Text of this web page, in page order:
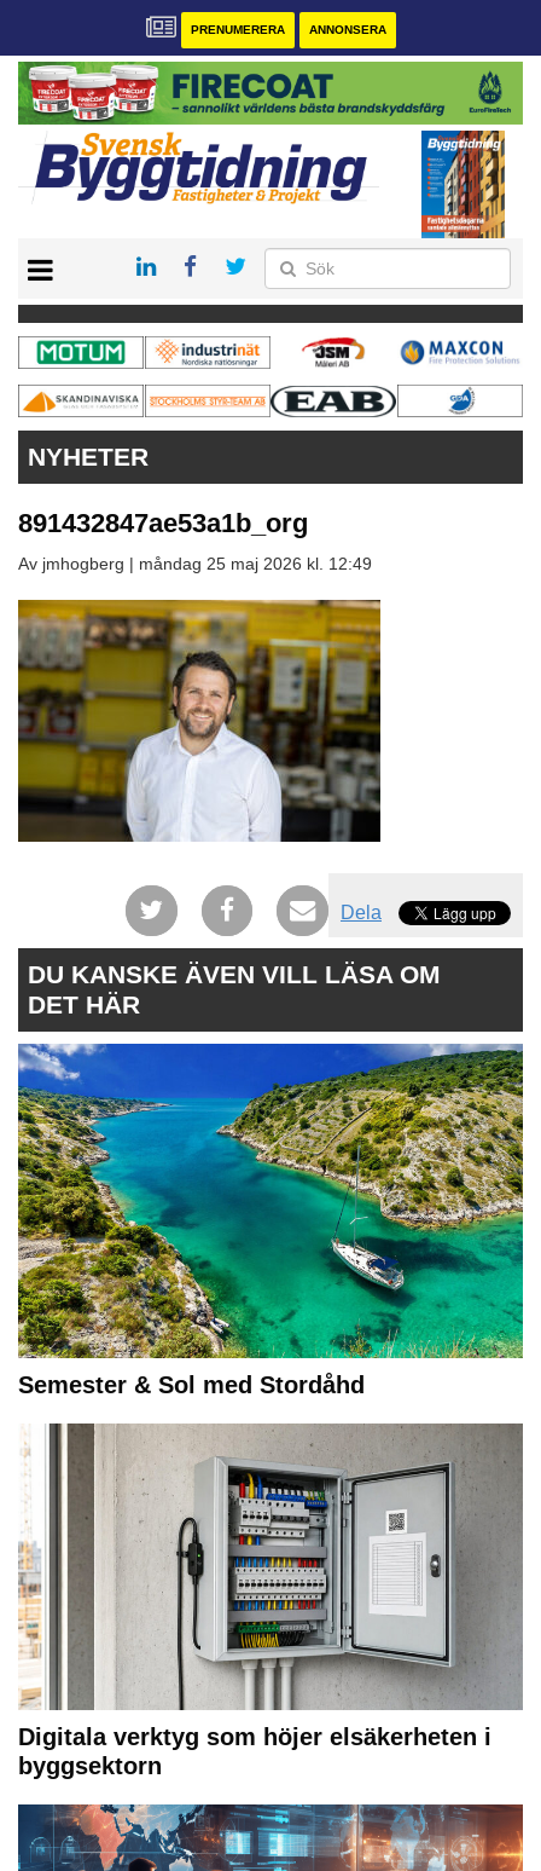
PRENUMERERA ANNONSERA
PRENUMERERA
VÅRA ANDRA MAGASIN
ANNONSERA
KONTAKT
NYHETER
891432847ae53a1b_org
Av jmhogberg | måndag 25 maj 2026 kl. 12:49
Dela
DU KANSKE ÄVEN VILL LÄSA OM
DET HÄR
Semester & Sol med Stordåhd
Digitala verktyg som höjer elsäkerheten i
byggsektorn